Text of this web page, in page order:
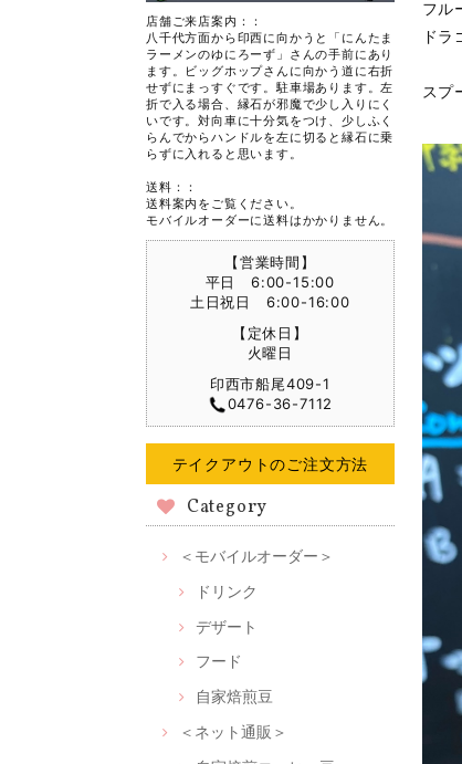
店舗ご来店案内：：
八千代方面から印西に向かうと「にんたま
ラーメンのゆにろーず」さんの手前にあり
ます。ビッグホップさんに向かう道に右折
せずにまっすぐです。駐車場あります。左
折で入る場合、縁石が邪魔で少し入りにく
いです。対向車に十分気をつけ、少しふく
らんでからハンドルを左に切ると縁石に乗
らずに入れると思います。
送料：：
送料案内をご覧ください。
モバイルオーダーに送料はかかりません。
【営業時間】
平日 6:00-15:00
土日祝日 6:00-16:00
【定休日】
火曜日
印西市船尾409-1
0476-36-7112
テイクアウトのご注文方法
Category
＜モバイルオーダー＞
ドリンク
デザート
フード
自家焙煎豆
＜ネット通販＞
フル
ド
スプ